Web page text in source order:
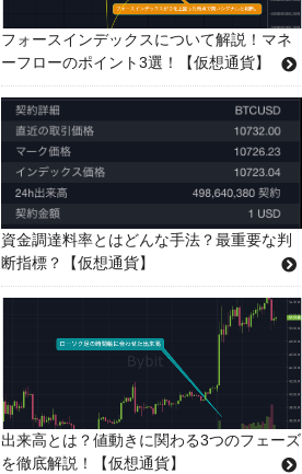
フォースインデックスについて解説！マネ
ーフローのポイント3選！【仮想通貨】
資金調達料率とはどんな手法？最重要な判
断指標？【仮想通貨】
出来高とは？値動きに関わる3つのフェーズ
を徹底解説！【仮想通貨】